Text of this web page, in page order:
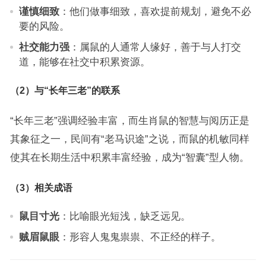
谨慎细致：他们做事细致，喜欢提前规划，避免不必
要的风险。
社交能力强：属鼠的人通常人缘好，善于与人打交
道，能够在社交中积累资源。
（2）与“长年三老”的联系
“长年三老”强调经验丰富，而生肖鼠的智慧与阅历正是
其象征之一，民间有“老马识途”之说，而鼠的机敏同样
使其在长期生活中积累丰富经验，成为“智囊”型人物。
（3）相关成语
鼠目寸光：比喻眼光短浅，缺乏远见。
贼眉鼠眼：形容人鬼鬼祟祟、不正经的样子。